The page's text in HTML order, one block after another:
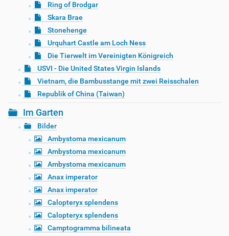
Ring of Brodgar
Skara Brae
Stonehenge
Urquhart Castle am Loch Ness
Die Tierwelt im Vereinigten Königreich
USVI - Die United States Virgin Islands
Vietnam, die Bambusstange mit zwei Reisschalen
Republik of China (Taiwan)
Im Garten
Bilder
Ambystoma mexicanum
Ambystoma mexicanum
Ambystoma mexicanum
Anax imperator
Anax imperator
Calopteryx splendens
Calopteryx splendens
Camptogramma bilineata